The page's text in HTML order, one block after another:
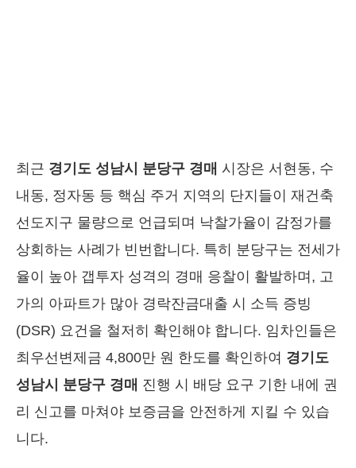
최근 경기도 성남시 분당구 경매 시장은 서현동, 수
내동, 정자동 등 핵심 주거 지역의 단지들이 재건축
선도지구 물량으로 언급되며 낙찰가율이 감정가를
상회하는 사례가 빈번합니다. 특히 분당구는 전세가
율이 높아 갭투자 성격의 경매 응찰이 활발하며, 고
가의 아파트가 많아 경락잔금대출 시 소득 증빙
(DSR) 요건을 철저히 확인해야 합니다. 임차인들은
최우선변제금 4,800만 원 한도를 확인하여 경기도
성남시 분당구 경매 진행 시 배당 요구 기한 내에 권
리 신고를 마쳐야 보증금을 안전하게 지킬 수 있습
니다.